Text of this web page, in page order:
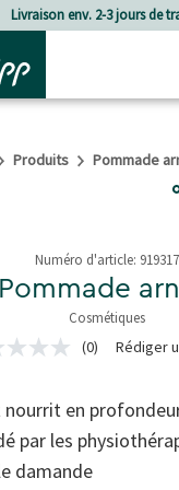
principal
pied de page
Livraison env. 2-3 jours de
Produits Pommade
Numéro d'article: 919317
Pommade
Cosmétiques
(0) Rédiger
nourrit en
par les
damande